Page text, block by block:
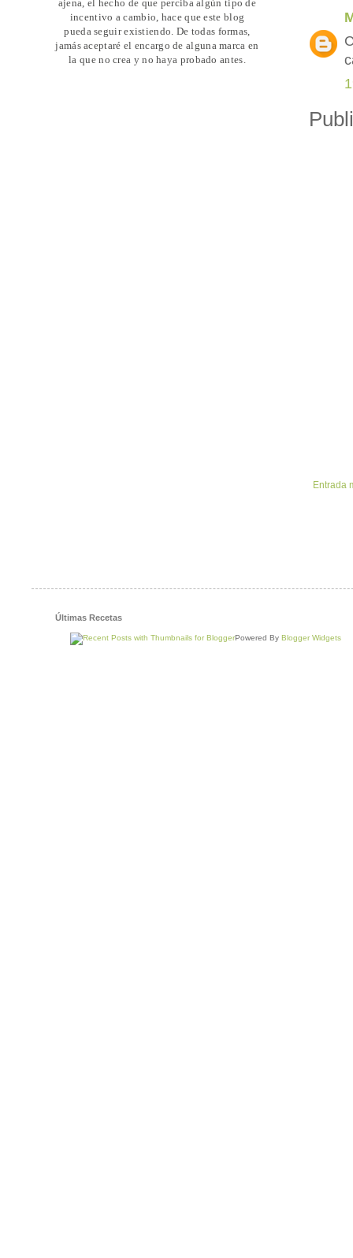
Entrada
ajena, el hecho de que perciba algún tipo de
incentivo a cambio, hace que este blog
pueda seguir existiendo. De todas formas,
jamás aceptaré el encargo de alguna marca en
la que no crea y no haya probado antes.
Últimas Recetas
Powered By Blogger Widgets